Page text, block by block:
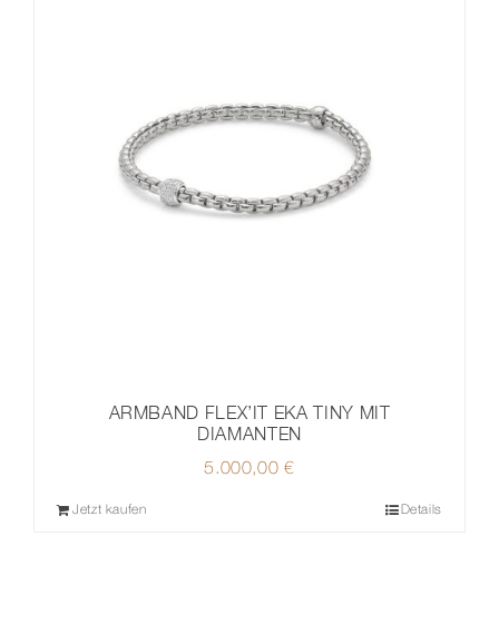
ARMBAND FLEX’IT EKA TINY MIT
DIAMANTEN
5.000,00€
Jetzt kaufen Details